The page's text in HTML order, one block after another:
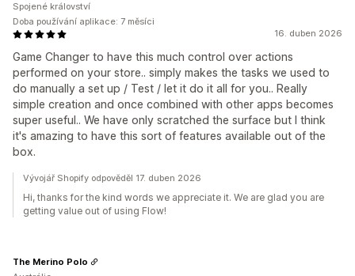
16. duben 2026
Game Changer to have this much control over actions
performed on your store.. simply makes the tasks we used to
do manually a set up / Test / let it do it all for you.. Really
simple creation and once combined with other apps becomes
super useful.. We have only scratched the surface but I think
it's amazing to have this sort of features available out of the
box.
Spojené království
Doba používání aplikace: 7 měsíci
Vývojář Shopify odpověděl 17. duben 2026
Hi, thanks for the kind words we appreciate it. We are glad you are
getting value out of using Flow!
The Merino Polo